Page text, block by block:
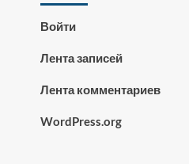
Войти
Лента записей
Лента комментариев
WordPress.org